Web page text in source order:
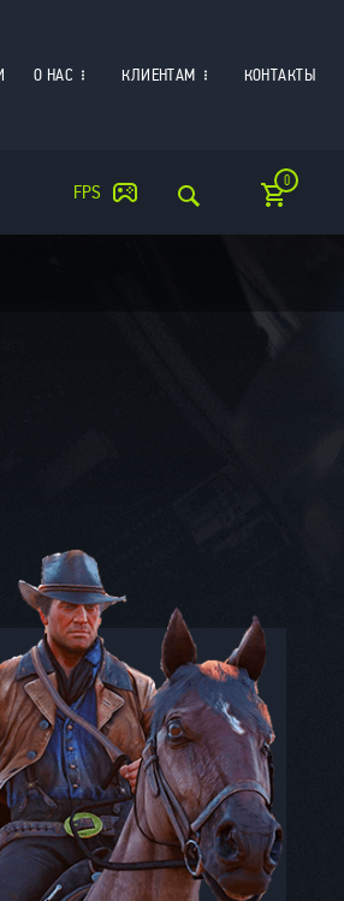
О НАС КЛИЕНТАМ КОНТАКТЫ
FPS
0